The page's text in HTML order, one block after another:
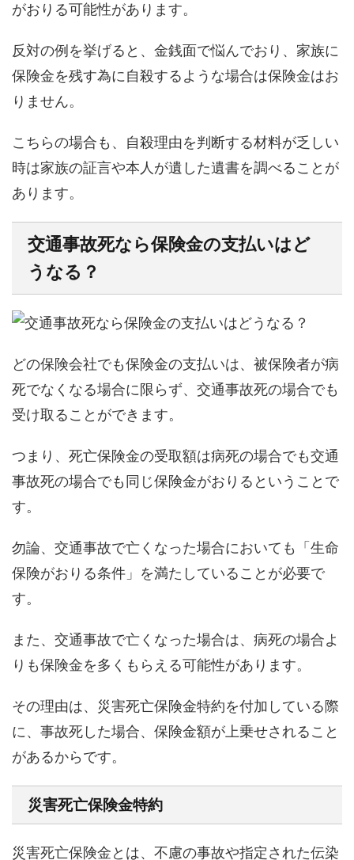
がおりる可能性があります。
反対の例を挙げると、金銭面で悩んでおり、家族に
保険金を残す為に自殺するような場合は保険金はお
りません。
こちらの場合も、自殺理由を判断する材料が乏しい
時は家族の証言や本人が遺した遺書を調べることが
あります。
交通事故死なら保険金の支払いはど
うなる？
どの保険会社でも保険金の支払いは、被保険者が病
死でなくなる場合に限らず、交通事故死の場合でも
受け取ることができます。
つまり、死亡保険金の受取額は病死の場合でも交通
事故死の場合でも同じ保険金がおりるということで
す。
勿論、交通事故で亡くなった場合においても「生命
保険がおりる条件」を満たしていることが必要で
す。
また、交通事故で亡くなった場合は、病死の場合よ
りも保険金を多くもらえる可能性があります。
その理由は、災害死亡保険金特約を付加している際
に、事故死した場合、保険金額が上乗せされること
があるからです。
災害死亡保険金特約
災害死亡保険金とは、不慮の事故や指定された伝染